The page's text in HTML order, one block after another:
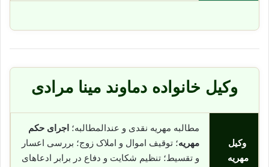
وکیل خانواده دماوند مینا مرادی
وکیل
مهریه
مطالبه مهریه نقدی و عندالمطالبه؛ اجرای حکم
مهریه؛ توقیف اموال و املاک زوج؛ بررسی اعسار
و تقسیط؛ تنظیم شکایت و دفاع در برابر ادعاهای